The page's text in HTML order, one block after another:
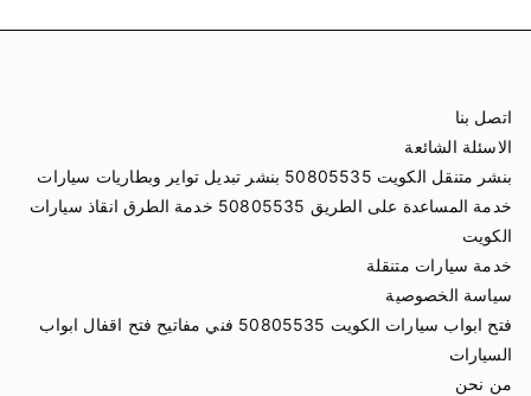
اتصل بنا
الاسئلة الشائعة
بنشر متنقل الكويت 50805535 بنشر تبديل تواير وبطاريات سيارات
خدمة المساعدة على الطريق 50805535 خدمة الطرق انقاذ سيارات
الكويت
خدمة سيارات متنقلة
سياسة الخصوصية
فتح ابواب سيارات الكويت 50805535 فني مفاتيح فتح اقفال ابواب
السيارات
من نحن